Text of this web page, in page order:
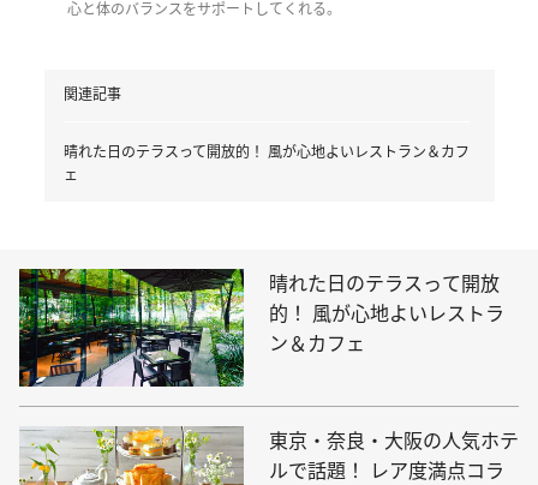
心と体のバランスをサポートしてくれる。
関連記事
晴れた日のテラスって開放的！ 風が心地よいレストラン＆カフ
ェ
晴れた日のテラスって開放
的！ 風が心地よいレストラ
ン＆カフェ
東京・奈良・大阪の人気ホテ
ルで話題！ レア度満点コラ